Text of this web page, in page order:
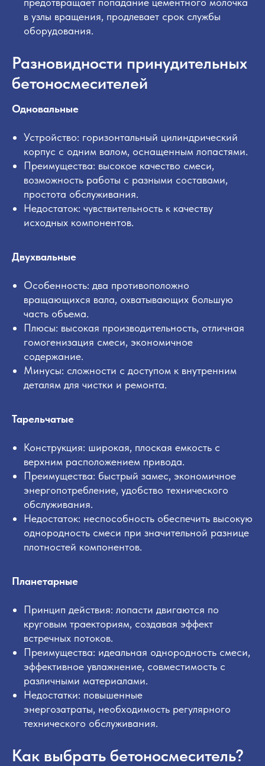
в узлы вращения, продлевает срок службы
оборудования.
Разновидности принудительных
бетоносмесителей
Одновальные
Устройство: горизонтальный цилиндрический
корпус с одним валом, оснащенным лопастями.
Преимущества: высокое качество смеси,
возможность работы с разными составами,
простота обслуживания.
Недостаток: чувствительность к качеству
исходных компонентов.
Двухвальные
Особенность: два противоположно
вращающихся вала, охватывающих большую
часть объема.
Плюсы: высокая производительность, отличная
гомогенизация смеси, экономичное
содержание.
Минусы: сложности с доступом к внутренним
деталям для чистки и ремонта.
Тарельчатые
Конструкция: широкая, плоская емкость с
верхним расположением привода.
Преимущества: быстрый замес, экономичное
энергопотребление, удобство технического
обслуживания.
Недостаток: неспособность обеспечить высокую
однородность смеси при значительной разнице
плотностей компонентов.
Планетарные
Принцип действия: лопасти двигаются по
круговым траекториям, создавая эффект
встречных потоков.
Преимущества: идеальная однородность смеси,
эффективное увлажнение, совместимость с
различными материалами.
Недостатки: повышенные
энергозатраты, необходимость регулярного
технического обслуживания.
Как выбрать бетоносмеситель?